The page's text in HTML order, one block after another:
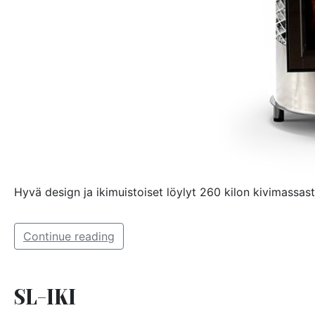
Hyvä design ja ikimuistoiset löylyt 260 kilon
Continue reading
SL-IKI